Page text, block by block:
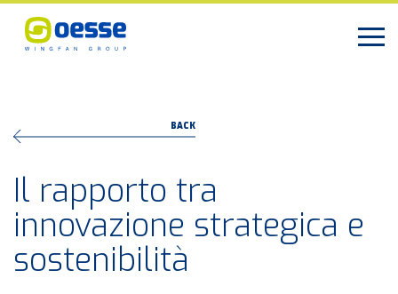
BACK
Il rapporto tra
innovazione strategica e
sostenibilità